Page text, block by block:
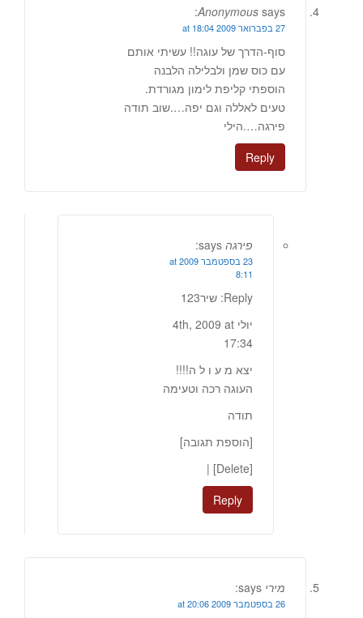
Anonymous says:
27 בפברואר 2009 at 18:04
סוף-הדרך של עוגה!! עשיתי אותם
עם כוס שמן ולבלילה הלבנה
הוספתי קליפת לימון מגורדת.
טעים לאללה וגם יפה….שוב תודה
פירגה….הילי
Reply
פירגה says:
23 בספטמבר 2009 at
8:11
Reply: שיר123
יולי 4th, 2009 at
17:34
יצא מ ע ו ל ה!!!!
העוגה רכה וטעימה
תודה
[הוספת תגובה]
[Delete] |
Reply
מירי says:
26 בספטמבר 2009 at 20:06